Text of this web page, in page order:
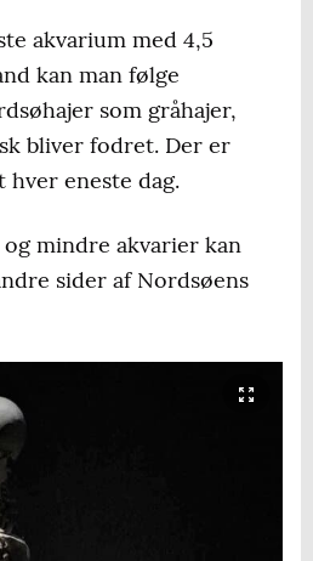
akvarium med 4,5
kan man følge
som gråhajer,
bliver fodret. Der er
eneste dag.
mindre akvarier kan
sider af Nordsøens